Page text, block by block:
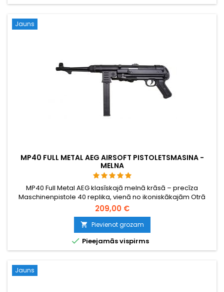
Jauns
MP40 FULL METAL AEG AIRSOFT PISTOLETSMASINA -
MELNA
MP40 Full Metal AEG klasīskajā melnā krāsā – precīza
Maschinenpistole 40 replika, vienā no ikoniskākajām Otrā
pasaules kara ieročiem. Pilnībā no metāla, 2,8 kg, 850 mm,
saliekams skeleta kāts, 380 FPS / 116 m/s, pus- un
pilnautomātiskā šaušana, 50 šāīņu metāla magazīns.
Akumulators (1600 mAh) un lādētājs iekļauts. Efektīvais
attālums 30–50 m.
209,00 €
 Pievienot grozam
 Pieejamās vispirms
Jauns